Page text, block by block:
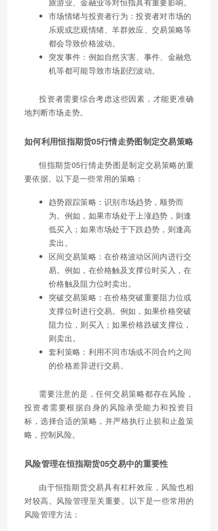
市场情绪与投资者行为：投资者对市场的
乐观或悲观情绪、羊群效应、交易策略等
都会导致价格波动。
突发事件：例如自然灾害、事件、金融危
机等都可能导致市场剧烈波动。
投资者需要综合考虑这些因素，才能更准确
地判断市场走势。
如何利用恒指期货05行情走势图制定交易策略
恒指期货05行情走势图是制定交易策略的重
要依据。以下是一些常用的策略：
趋势跟踪策略：识别市场趋势，顺势而
为。例如，如果市场处于上涨趋势，则逢
低买入；如果市场处于下跌趋势，则逢高
卖出。
区间交易策略：在价格波动区间内进行交
易。例如，在价格触及支撑位时买入，在
价格触及阻力位时卖出。
突破交易策略：在价格突破重要阻力位或
支撑位时进行交易。例如，如果价格突破
阻力位，则买入；如果价格跌破支撑位，
则卖出。
套利策略：利用不同市场或不同合约之间
的价格差异进行交易。
需要注意的是，任何交易策略都存在风险，
投资者需要根据自身的风险承受能力和投资目
标，选择合适的策略，并严格执行止损和止盈策
略，控制风险。
风险管理在恒指期货05交易中的重要性
由于恒指期货交易具有杠杆效应，风险也相
对较高。风险管理至关重要。以下是一些常用的
风险管理方法：